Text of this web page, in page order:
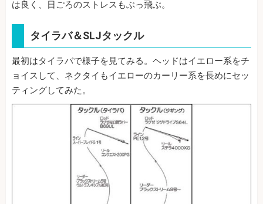
は良く、日ごろのストレスもぶっ飛ぶ。
タイラバ＆SLJタックル
最初はタイラバで様子を見てみる。ヘッドはイエロー系をチ
ョイスして、ネクタイもイエローのカーリー系を長めにセッ
ティングしてみた。